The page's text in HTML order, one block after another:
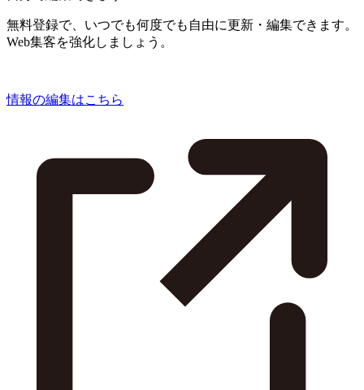
無料登録で、いつでも何度でも自由に更新・編集できます。
Web集客を強化しましょう。
情報の編集はこちら